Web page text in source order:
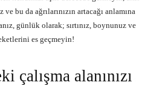
bu da ağrılarınızın artacağı anlamına
günlük olarak; sırtınız, boynunuz ve
es geçmeyin!
çalışma alanınızı